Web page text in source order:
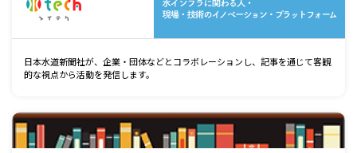
日本水道新聞社が、企業・団体などとコラボレーションし、記事を通じて客観
的な視点から活動を発信します。